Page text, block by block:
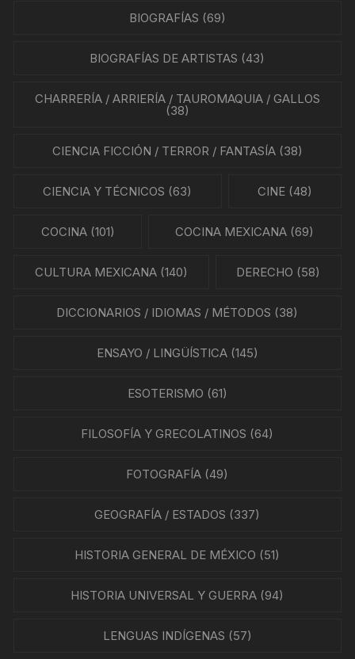
BIOGRAFÍAS (69)
BIOGRAFÍAS DE ARTISTAS (43)
CHARRERÍA / ARRIERÍA / TAUROMAQUIA / GALLOS
(38)
CIENCIA FICCIÓN / TERROR / FANTASÍA(38)
CIENCIA Y TÉCNICOS (63) CINE(48)
COCINA(101) COCINA MEXICANA (69)
CULTURA MEXICANA(140) DERECHO (58)
DICCIONARIOS / IDIOMAS / MÉTODOS (38)
ENSAYO / LINGÜÍSTICA(145)
ESOTERISMO (61)
FILOSOFÍA Y GRECOLATINOS (64)
FOTOGRAFÍA (49)
GEOGRAFÍA / ESTADOS (337)
HISTORIA GENERAL DE MÉXICO (51)
HISTORIA UNIVERSAL Y GUERRA (94)
LENGUAS INDÍGENAS (57)